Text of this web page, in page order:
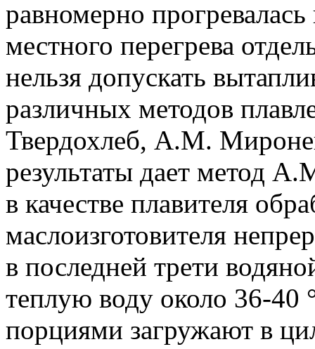
равномерно
местного перегрева
нельзя допускать
различных методов
Твердохлеб, А.М.
результаты дает метод
в качестве плавителя
маслоизготовителя
в последней трети
теплую воду около 36-40
порциями загружают в